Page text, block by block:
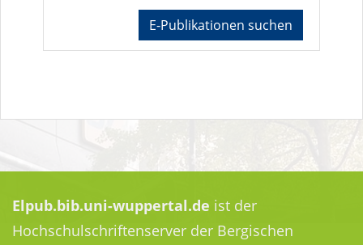
E-Publikationen suchen
Elpub.bib.uni-wuppertal.de ist der
Hochschulschriftenserver der Bergischen